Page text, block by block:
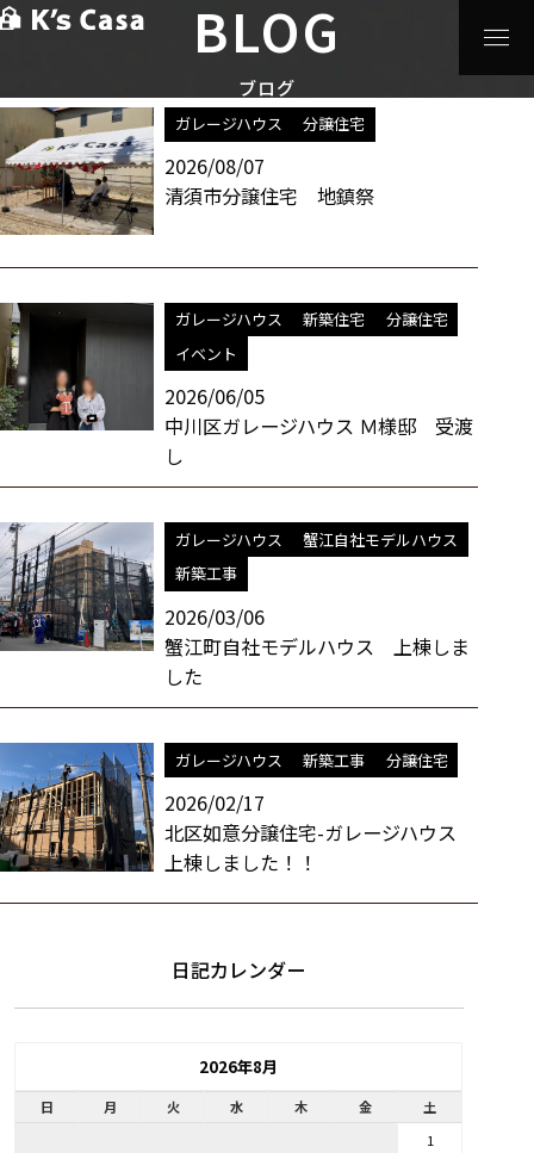
BLOG
ブログ
分譲住宅> ガレージハウス
ガレージハウス 分譲住宅
2026/08/07
清須市分譲住宅 地鎮祭
ガレージハウス 新築住宅
分譲住宅
イベント
2026/06/05
中川区ガレージハウス Ｍ様邸 受渡
し
ガレージハウス
蟹江自社モデルハウス
新築工事
2026/03/06
蟹江町自社モデルハウス 上棟しま
した
ガレージハウス 新築工事 分譲住宅
2026/02/17
北区如意分譲住宅-ガレージハウス
上棟しました！！
日記カレンダー
2026年8月
日 月 火 水 木 金 土
1